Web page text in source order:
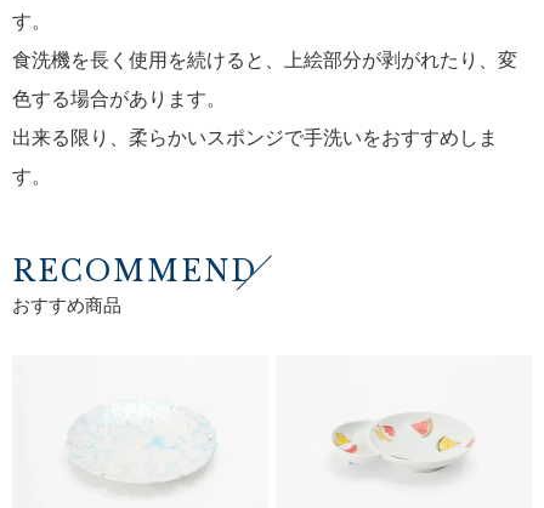
す。
食洗機を長く使用を続けると、上絵部分が剥がれたり、変
色する場合があります。
出来る限り、柔らかいスポンジで手洗いをおすすめしま
す。
RECOMMEND
おすすめ商品